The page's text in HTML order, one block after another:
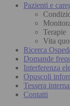
Pazienti e
Terapie
Vita
Ricerca
Domande
Interferenza
Opuscoli
Tessera
Contatti